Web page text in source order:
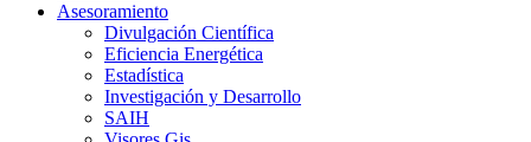
Asesoramiento
Divulgación Científica
Eficiencia Energética
Estadística
Investigación y Desarrollo
SAIH